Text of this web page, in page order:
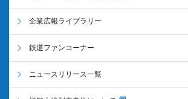
企業広報ライブラリー
鉄道ファンコーナー
ニュースリリース一覧